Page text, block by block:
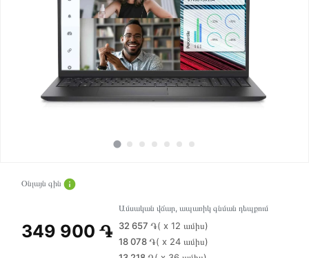
Օնլայն գին
349 900 ֏
Ամսական վճար, ապառիկ գնման դեպքում
32 657 ֏( x 12 ամիս)
18 078 ֏( x 24 ամիս)